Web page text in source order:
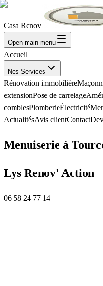
Casa Renov
Open main menu
Accueil
Nos Services
Rénovation immobilière
extensionPose de carrelage
comblesPlomberieÉlectricité
ActualitésAvis clientContact
Menuiserie à
Lys Renov' Action
06 58 24 77 14